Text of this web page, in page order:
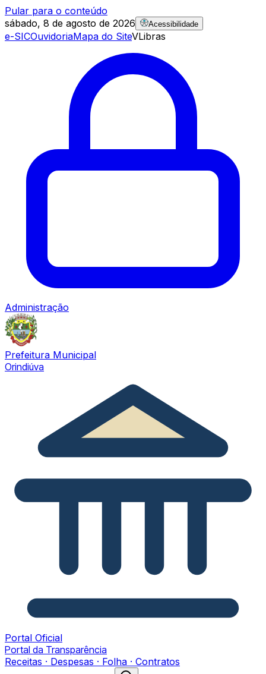
Pular para o conteúdo
sábado, 8 de agosto de 2026
Acessibilidade
e-SICOuvidoriaMapa do SiteVLibras
Administração
Prefeitura Municipal
Orindiúva
Portal Oficial
Portal da Transparência
Receitas · Despesas · Folha · Contratos